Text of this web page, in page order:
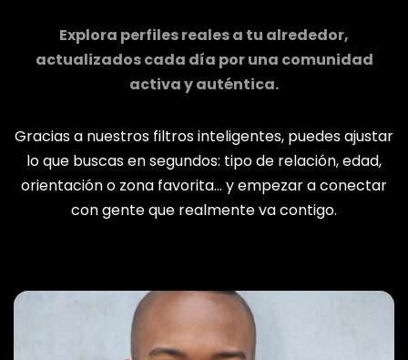
Explora perfiles reales a tu alrededor,
actualizados cada día por una comunidad
activa y auténtica.
Gracias a nuestros filtros inteligentes, puedes ajustar
lo que buscas en segundos: tipo de relación, edad,
orientación o zona favorita… y empezar a conectar
con gente que realmente va contigo.